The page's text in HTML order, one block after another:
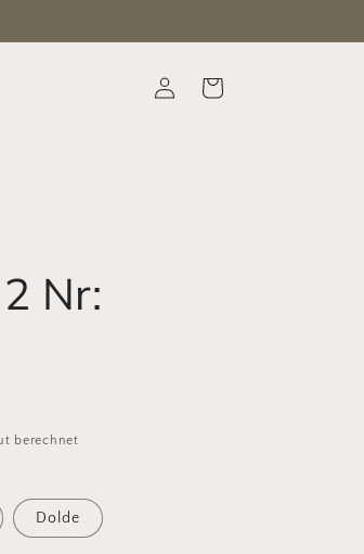
EinloggenWarenkorb
Nr:
berechnet
Dolde